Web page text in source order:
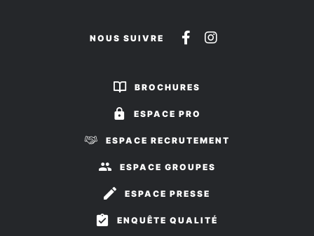
NOUS SUIVRE
Suivez-
sur
Suivez-
BROCHURES
ESPACE PRO
ESPACE RECRUTEMENT
ESPACE GROUPES
ESPACE PRESSE
ENQUÊTE QUALITÉ